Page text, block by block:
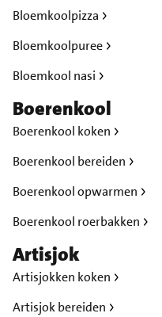
Bloemkoolpizza
Bloemkoolpuree
Bloemkool nasi
Boerenkool
Boerenkool koken
Boerenkool bereiden
Boerenkool opwarmen
Boerenkool roerbakken
Artisjok
Artisjokken koken
Artisjok bereiden